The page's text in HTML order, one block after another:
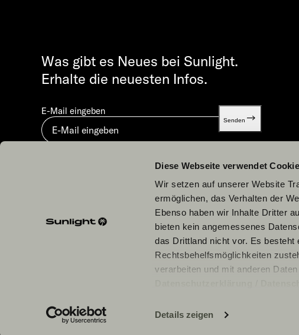
Diese Webseite verwendet
Wir setzen auf unserer Website
ermöglichen, das Verhalten der
Ebenso haben wir Inhalte Dritter
bieten kein angemessenes
das Drittland nicht vor. Es
Rechtsbehelfsmöglichkeiten
verarbeiten und mit anderen
Daten zu den genannten
Details zeigen
Was gibt es Neues bei Sunlight.
Erhalte die neuesten Infos.
E-Mail eingeben
Senden